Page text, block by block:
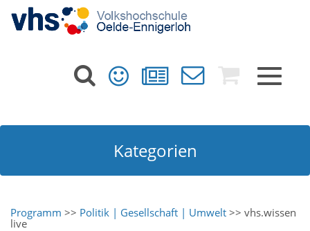
Toggle
Kategorien
Programm >> Politik | Gesellschaft | Umwelt >> vhs.wissen
live